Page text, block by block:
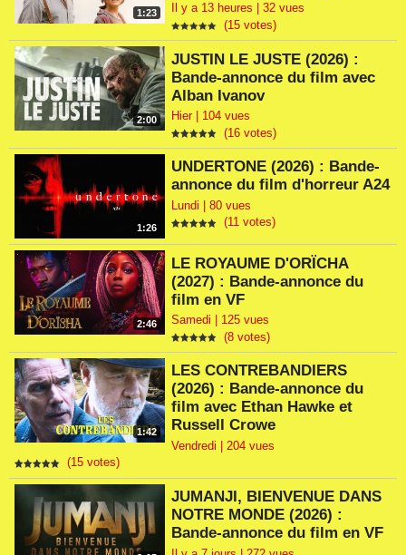
1:23
Il y a 13 heures | 32 vues
(15 votes)
2:00
JUSTIN LE JUSTE (2026) :
Bande-annonce du film avec
Alban Ivanov
Hier | 104 vues
(16 votes)
1:26
UNDERTONE (2026) : Bande-
annonce du film d'horreur A24
Lundi | 80 vues
(11 votes)
2:46
LE ROYAUME D'ORÏCHA
(2027) : Bande-annonce du
film en VF
Samedi | 125 vues
(8 votes)
1:42
LES CONTREBANDIERS
(2026) : Bande-annonce du
film avec Ethan Hawke et
Russell Crowe
Vendredi | 204 vues
(15 votes)
JUMANJI, BIENVENUE DANS
NOTRE MONDE (2026) :
Bande-annonce du film en VF